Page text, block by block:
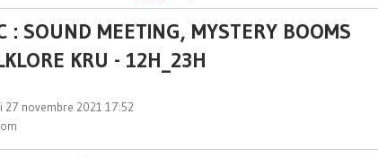
: SOUND MEETING, MYSTERY BOOMS
KRU - 12H_23H
27 novembre 2021 17:52